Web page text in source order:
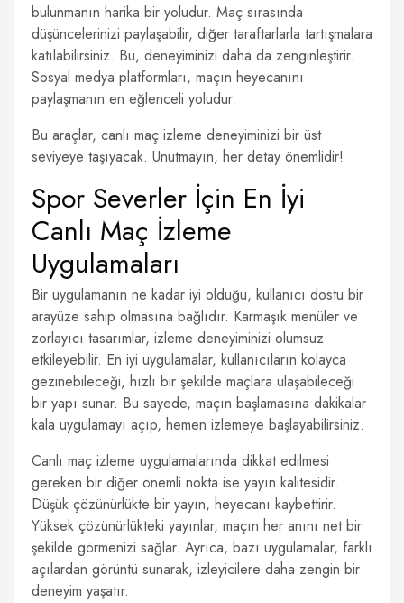
bulunmanın harika bir yoludur. Maç sırasında
düşüncelerinizi paylaşabilir, diğer taraftarlarla tartışmalara
katılabilirsiniz. Bu, deneyiminizi daha da zenginleştirir.
Sosyal medya platformları, maçın heyecanını
paylaşmanın en eğlenceli yoludur.
Bu araçlar, canlı maç izleme deneyiminizi bir üst
seviyeye taşıyacak. Unutmayın, her detay önemlidir!
Spor Severler İçin En İyi
Canlı Maç İzleme
Uygulamaları
Bir uygulamanın ne kadar iyi olduğu, kullanıcı dostu bir
arayüze sahip olmasına bağlıdır. Karmaşık menüler ve
zorlayıcı tasarımlar, izleme deneyiminizi olumsuz
etkileyebilir. En iyi uygulamalar, kullanıcıların kolayca
gezinebileceği, hızlı bir şekilde maçlara ulaşabileceği
bir yapı sunar. Bu sayede, maçın başlamasına dakikalar
kala uygulamayı açıp, hemen izlemeye başlayabilirsiniz.
Canlı maç izleme uygulamalarında dikkat edilmesi
gereken bir diğer önemli nokta ise yayın kalitesidir.
Düşük çözünürlükte bir yayın, heyecanı kaybettirir.
Yüksek çözünürlükteki yayınlar, maçın her anını net bir
şekilde görmenizi sağlar. Ayrıca, bazı uygulamalar, farklı
açılardan görüntü sunarak, izleyicilere daha zengin bir
deneyim yaşatır.